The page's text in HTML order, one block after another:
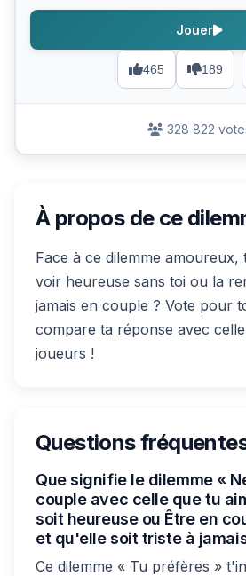
465 189
Jouer
328 822
À propos de ce
Face à ce dilemme amoureux,
voir heureuse sans toi ou la
jamais en couple ? Vote pour
compare ta réponse avec
joueurs !
Questions
Que signifie le dilemme «
couple avec celle que tu
soit heureuse ou Être en
et qu'elle soit triste à
Ce dilemme « Tu préfères »